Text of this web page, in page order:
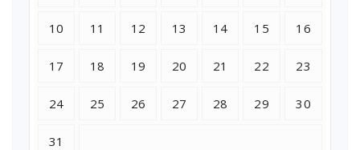
10 11 12 13 14 15 16
17 18 19 20 21 22 23
24 25 26 27 28 29 30
31